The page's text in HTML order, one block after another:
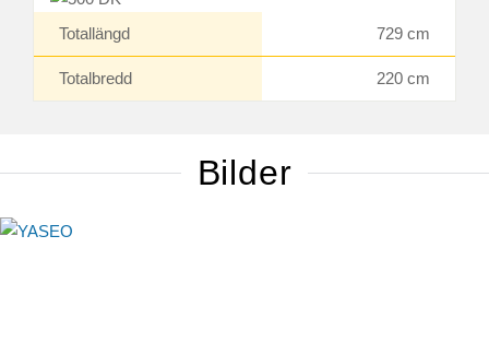
Totallängd 729 cm
Totalbredd 220 cm
Bilder